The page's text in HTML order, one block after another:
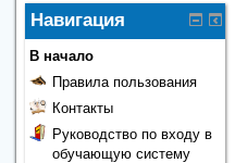
Навигация
В начало
Правила пользования
Контакты
Руководство по входу в
обучающую систему